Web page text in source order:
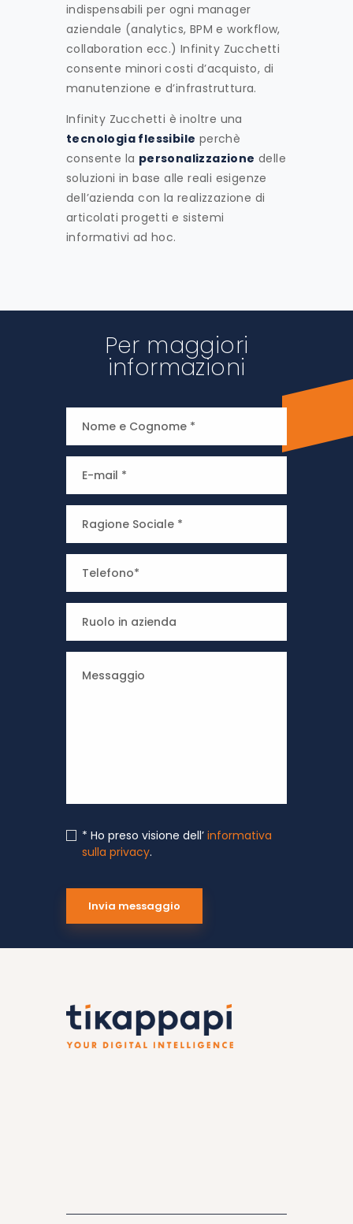
indispensabili per ogni manager
aziendale (analytics, BPM e workflow,
collaboration ecc.) Infinity Zucchetti
consente minori costi d’acquisto, di
manutenzione e d’infrastruttura.
Infinity Zucchetti è inoltre una
tecnologia flessibile perchè
consente la personalizzazione delle
soluzioni in base alle reali esigenze
dell’azienda con la realizzazione di
articolati progetti e sistemi
informativi ad hoc.
Per maggiori
informazioni
* Ho preso visione dell’ informativa
sulla privacy.